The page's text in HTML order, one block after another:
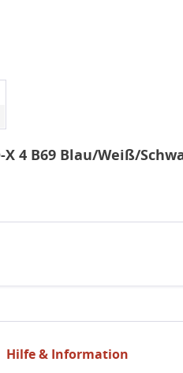
X 4 B69 Blau/Weiß/
Hilfe & Information